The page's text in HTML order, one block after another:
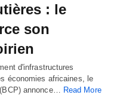
: le
son
d'infrastructures
économies africaines, le
annonce…
Read More